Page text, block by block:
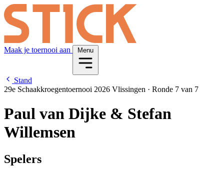
Maak je toernooi aan Menu
Stand
29e Schaakkroegentoernooi 2026 Vlissingen · Ronde 7 van 7
Paul van Dijke & Stefan
Willemsen
Spelers